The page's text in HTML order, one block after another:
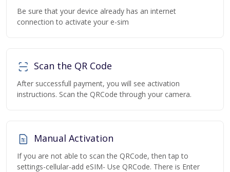
Be sure that your device already has an internet
connection to activate your e-sim
Scan the QR Code
After successfull payment, you will see activation
instructions. Scan the QRCode through your camera.
Manual Activation
If you are not able to scan the QRCode, then tap to
settings-cellular-add eSIM- Use QRCode. There is Enter